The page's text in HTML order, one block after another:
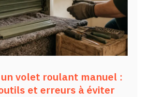
volet roulant manuel :
et erreurs à éviter